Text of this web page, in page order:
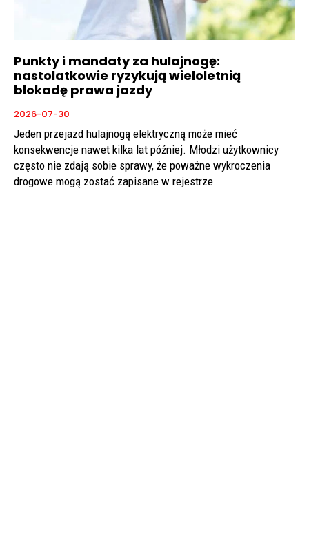
Punkty i mandaty za hulajnogę:
nastolatkowie ryzykują wieloletnią
blokadę prawa jazdy
2026-07-30
Jeden przejazd hulajnogą elektryczną może mieć
konsekwencje nawet kilka lat później. Młodzi użytkownicy
często nie zdają sobie sprawy, że poważne wykroczenia
drogowe mogą zostać zapisane w rejestrze